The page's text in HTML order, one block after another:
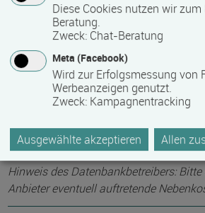
Teilnahmegebühr
detaillierte Preisinformationen zu
Hinweis des Datenbankbetreibers:
Anbieter eventuell auftretende
Diese Cookies nutzen wir
Beratung.
Zweck: Chat-Beratung
Meta (Facebook)
Wird zur Erfolgsmessung von
Werbeanzeigen genutzt.
Zweck: Kampagnentracking
Ausgewählte akzeptieren Allen